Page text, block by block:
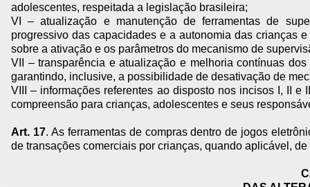
adolescentes, respeitada a legislação brasileira;
VI – atualização e manutenção de ferramentas de
progressivo das capacidades e a autonomia das crianças
sobre a ativação e os parâmetros do mecanismo de
VII – transparência e atualização e melhoria contínuas
garantindo, inclusive, a possibilidade de desativação de
VIII – informações referentes ao disposto nos incisos I, II e
compreensão para crianças, adolescentes e seus
Art. 17. As ferramentas de compras dentro de jogos
de transações comerciais por crianças, quando aplicável,